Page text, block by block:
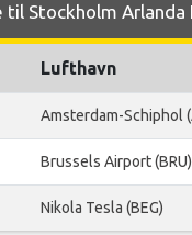
Stockholm Arlanda
Lufthavn
Amsterdam-Schiphol
Brussels Airport (BRU)
Nikola Tesla (BEG)